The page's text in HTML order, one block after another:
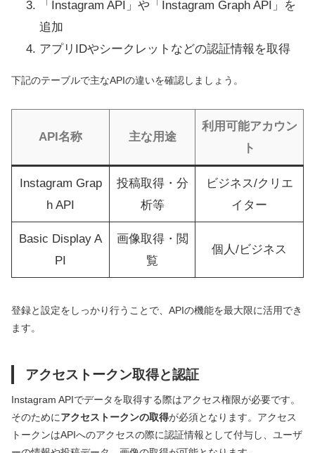
「Instagram API」や「Instagram Graph API」を
追加
アプリIDやシークレットなどの認証情報を取得
下記のテーブルで主なAPIの違いを確認しましょう。
API名称 主な用途
利用可能アカウン
ト
Instagram Grap
h API
投稿取得・分
析等
ビジネス/クリエ
イター
Basic Display A
PI
画像取得・閲
覧
個人/ビジネス
登録と設定をしっかり行うことで、APIの機能を最大限に活用でき
ます。
アクセストークン取得と認証
Instagram APIでデータを取得する際はアクセス権限が必要です。
そのためにアクセストークンの取得が必須となります。アクセス
トークンはAPIへのアクセスの際に認証情報として付与し、ユーザ